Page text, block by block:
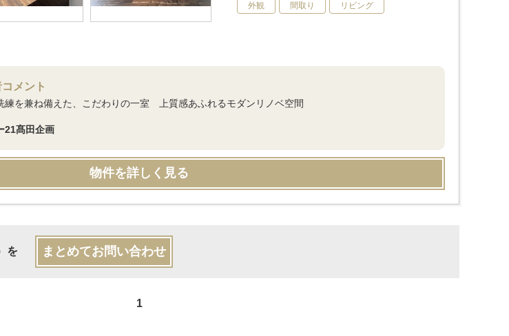
外観 間取り リビング
メント
練を兼ね備えた、こだわりの一室 上質感あふれるモダンリノベ空間
21髙田企画
物件を詳しく見る
を まとめてお問い合わせ
1